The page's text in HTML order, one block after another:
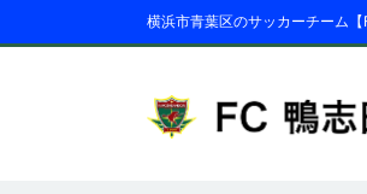
横浜市青葉区のサッカーチーム